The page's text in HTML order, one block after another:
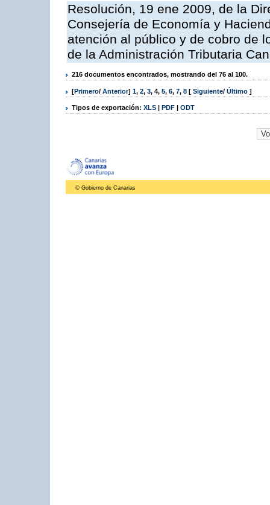
Resolución, 19 ene 2009, de la
Consejería de Economía y
atención al público y de cobro de
de la Administración Tributaria
216 documentos encontrados, mostrando del 76 al 100.
[Primero/ Anterior] 1, 2, 3, 4, 5, 6, 7, 8 [ Siguiente/ Último ]
Tipos de exportación: XLS | PDF | ODT
© Gobierno de Canarias